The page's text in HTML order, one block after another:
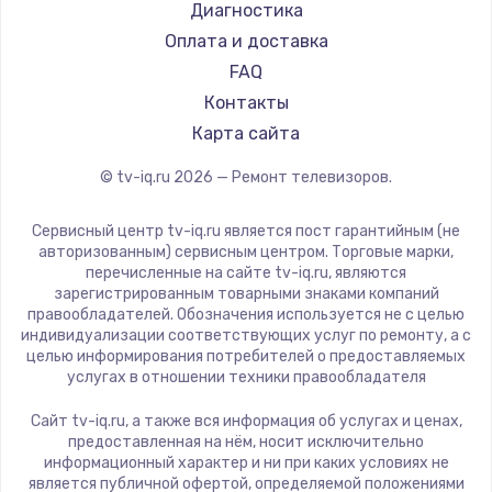
Замена видеокарты
1600 руб.
Заказать
Ремонт разъема питания
880 руб.
Заказать
Замена видеочипа
2745 руб.
Заказать
2600 руб.
Заказать
Hyundai
Doffler
Hiper
Grundig
HITACHI
Yandex
National
iFFALCON
Tuvio
Nord
BenQ
Диагностика
Оплата и доставка
FAQ
Контакты
Карта сайта
© tv-iq.ru 2026 — Ремонт телевизоров.
Сервисный центр tv-iq.ru является пост гарантийным (не
авторизованным) сервисным центром. Торговые марки,
перечисленные на сайте tv-iq.ru, являются
зарегистрированным товарными знаками компаний
правообладателей. Обозначения используется не с целью
индивидуализации соответствующих услуг по ремонту, а с
целью информирования потребителей о предоставляемых
услугах в отношении техники правообладателя
Сайт tv-iq.ru, а также вся информация об услугах и ценах,
предоставленная на нём, носит исключительно
информационный характер и ни при каких условиях не
является публичной офертой, определяемой положениями